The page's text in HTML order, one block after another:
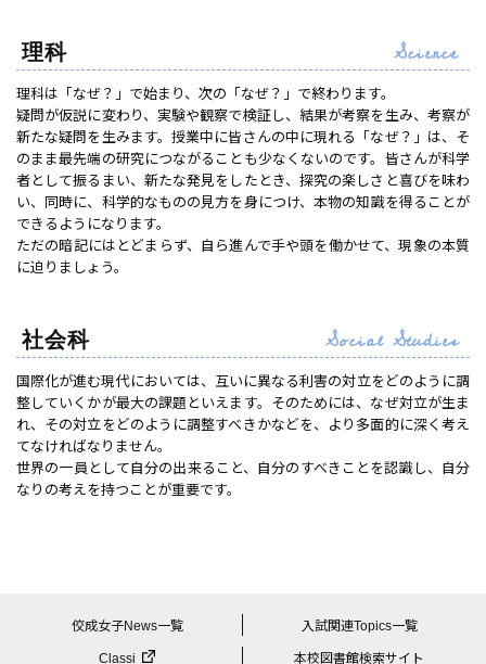
理科 Science
理科は「なぜ？」で始まり、次の「なぜ？」で終わります。
疑問が仮説に変わり、実験や観察で検証し、結果が考察を生み、考察が
新たな疑問を生みます。授業中に皆さんの中に現れる「なぜ？」は、そ
のまま最先端の研究につながることも少なくないのです。皆さんが科学
者として振るまい、新たな発見をしたとき、探究の楽しさと喜びを味わ
い、同時に、科学的なものの見方を身につけ、本物の知識を得ることが
できるようになります。
ただの暗記にはとどまらず、自ら進んで手や頭を働かせて、現象の本質
に迫りましょう。
社会科 Social Studies
国際化が進む現代においては、互いに異なる利害の対立をどのように調
整していくかが最大の課題といえます。そのためには、なぜ対立が生ま
れ、その対立をどのように調整すべきかなどを、より多面的に深く考え
てなければなりません。
世界の一員として自分の出来ること、自分のすべきことを認識し、自分
なりの考えを持つことが重要です。
佼成女子News一覧 入試関連Topics一覧
Classi 本校図書館検索サイト